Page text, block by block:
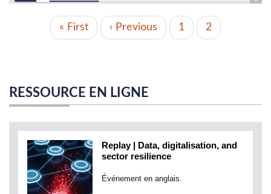
PAGINATION
Première
« First
Page
‹ Previous Page
1
Page
2
RESSOURCE EN LIGNE
Replay | Data, digitalisation, and
sector resilience
Événement en anglais.